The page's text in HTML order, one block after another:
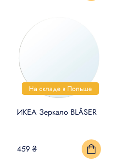
На складе в Польше
ИКЕА Зеркало BLÅSER
459 ₴